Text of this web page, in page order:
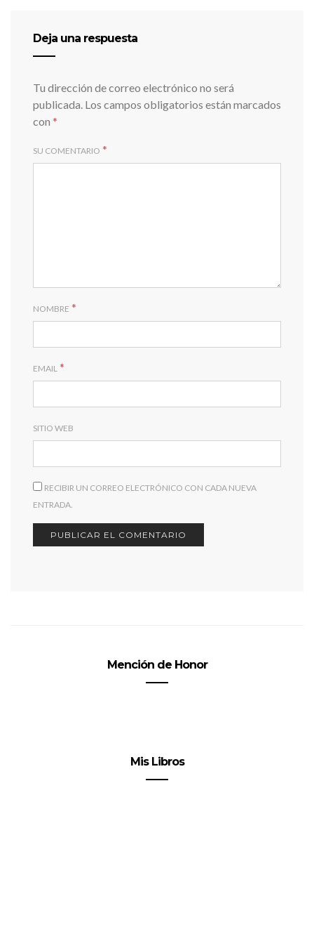
Deja una respuesta
Tu dirección de correo electrónico no será
publicada. Los campos obligatorios están marcados
con *
SU COMENTARIO *
NOMBRE *
EMAIL *
SITIO WEB
RECIBIR UN CORREO ELECTRÓNICO CON CADA NUEVA
ENTRADA.
Mención de Honor
Mis Libros